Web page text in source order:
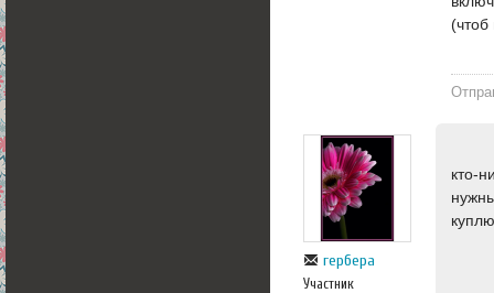
гербера
Участник
кто-